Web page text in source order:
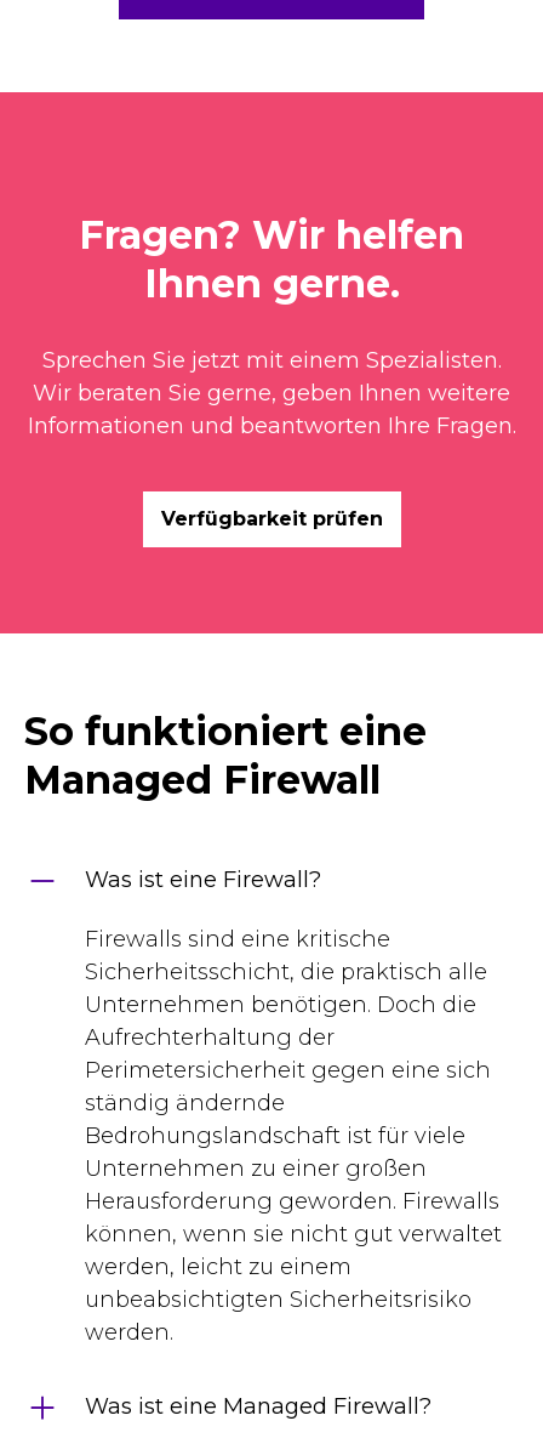
Fragen? Wir helfen
Ihnen gerne.
Sprechen Sie jetzt mit einem Spezialisten.
Wir beraten Sie gerne, geben Ihnen weitere
Informationen und beantworten Ihre Fragen.
Verfügbarkeit prüfen
So funktioniert eine
Managed Firewall
Was ist eine Firewall?
Firewalls sind eine kritische
Sicherheitsschicht, die praktisch alle
Unternehmen benötigen. Doch die
Aufrechterhaltung der
Perimetersicherheit gegen eine sich
ständig ändernde
Bedrohungslandschaft ist für viele
Unternehmen zu einer großen
Herausforderung geworden. Firewalls
können, wenn sie nicht gut verwaltet
werden, leicht zu einem
unbeabsichtigten Sicherheitsrisiko
werden.
Was ist eine Managed Firewall?